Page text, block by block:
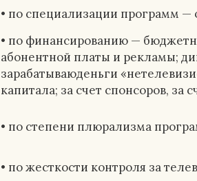
• по специализации программ
• по финансированию —
абонентной платы и рекламы;
зарабатываюденьги
капитала; за счет спонсоров,
• по степени плюрализма
• по жесткости контроля за